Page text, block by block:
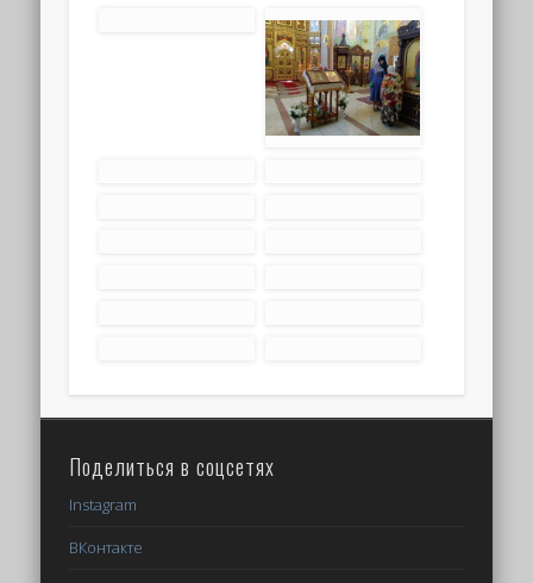
Поделиться в соцсетях
Instagram
ВКонтакте